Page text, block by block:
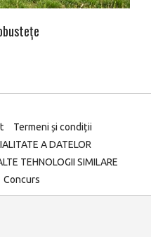
Termeni și condiții
A DATELOR
TEHNOLOGII SIMILARE
Concurs